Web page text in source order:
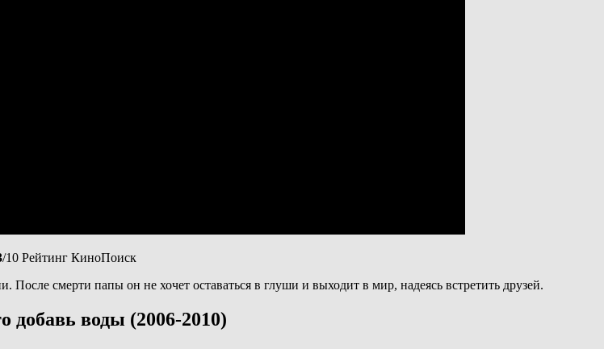
/10 Рейтинг КиноПоиск
смерти папы он не хочет оставаться в глуши и выходит в мир, надеясь встретить друзей.
добавь воды (2006-2010)